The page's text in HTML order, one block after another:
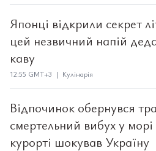
Японці відкрили секрет
цей незвичний напій
каву
12:55 GMT+3 | Кулінарія
Відпочинок обернувся
смертельний вибух у
курорті шокував Україну